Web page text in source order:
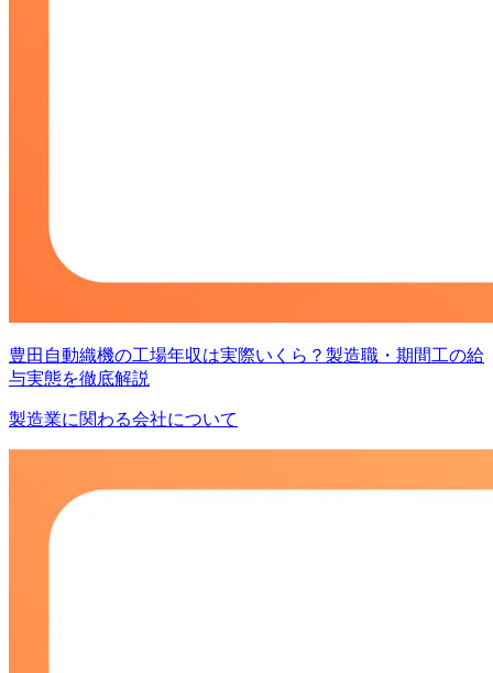
豊田自動織機の工場年収は実際いくら？製造職・期間工の給
与実態を徹底解説
製造業に関わる会社について